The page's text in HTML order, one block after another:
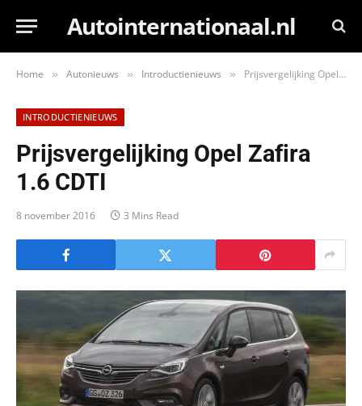
Autointernationaal.nl
Home » Autonieuws » Introductienieuws » Prijsvergelijking Opel Zafira 1.6 CDTI
INTRODUCTIENIEUWS
Prijsvergelijking Opel Zafira
1.6 CDTI
8 november 2016 3 Mins Read